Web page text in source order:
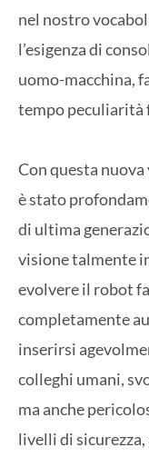
nel nostro
l’esigenza di
uomo-macchina,
tempo peculiarità
Con questa
è stato
di ultima
visione talmente
evolvere il robot
completamente
inserirsi
colleghi umani,
ma anche
livelli di